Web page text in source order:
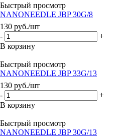
Быстрый просмотр
NANONEEDLE JBP 30G/8
130 руб./шт
-
+
В корзину
Быстрый просмотр
NANONEEDLE JBP 33G/13
130 руб./шт
-
+
В корзину
Быстрый просмотр
NANONEEDLE JBP 30G/13